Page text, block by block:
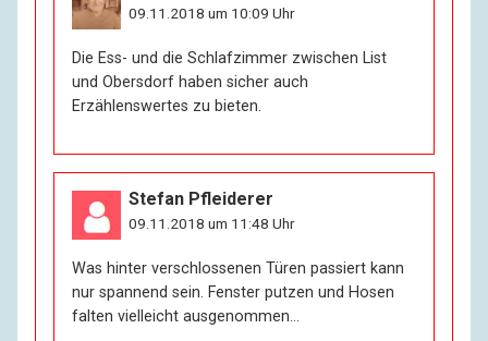
09.11.2018 um 10:09 Uhr
Die Ess- und die Schlafzimmer zwischen List
und Obersdorf haben sicher auch
Erzählenswertes zu bieten.
Stefan Pfleiderer
09.11.2018 um 11:48 Uhr
Was hinter verschlossenen Türen passiert kann
nur spannend sein. Fenster putzen und Hosen
falten vielleicht ausgenommen…